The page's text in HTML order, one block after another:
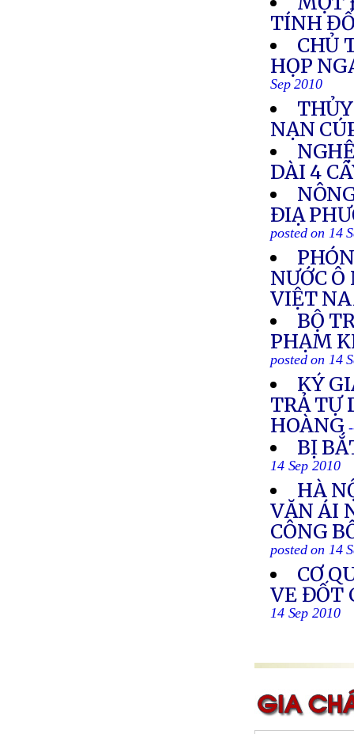
TÍNH
CHỦ
HỌP
Sep 2010
NẠN
DÀI 4
ÐIẠ
posted on 14
NƯỚC
VIỆT
BỘ
PHẠM
posted on 14
KÝ
TRẢ TỰ
HOÀNG
BỊ
14 Sep 2010
HÀ
VĂN ÁI
CÔNG
posted on 14
CƠ
VE ĐỐT
14 Sep 2010